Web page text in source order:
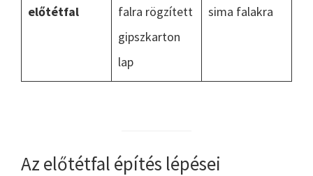
előtétfal
falra rögzített
gipszkarton
lap
sima falakra
Az előtétfal építés lépései